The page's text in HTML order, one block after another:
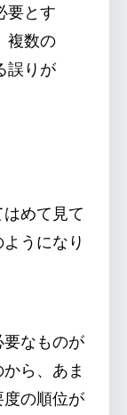
要とす
複数の
誤りが
めて見て
うになり
要なものが
ら、あま
の順位が